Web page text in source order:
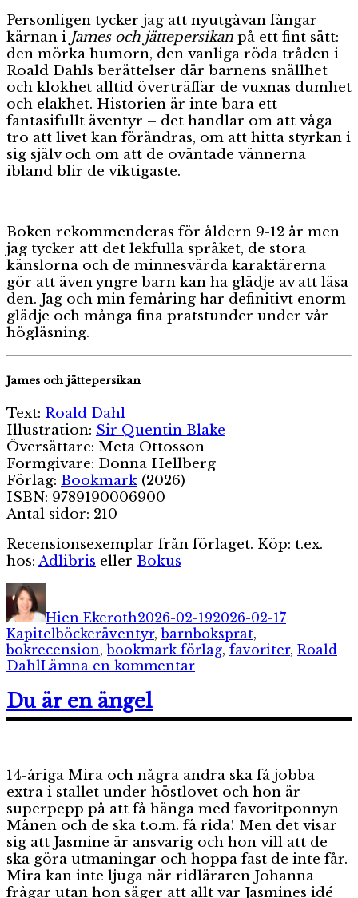
Personligen tycker jag att nyutgåvan fångar
kärnan i James och jättepersikan på ett fint sätt:
den mörka humorn, den vanliga röda tråden i
Roald Dahls berättelser där barnens snällhet
och klokhet alltid överträffar de vuxnas dumhet
och elakhet. Historien är inte bara ett
fantasifullt äventyr – det handlar om att våga
tro att livet kan förändras, om att hitta styrkan i
sig själv och om att de oväntade vännerna
ibland blir de viktigaste.
Boken rekommenderas för åldern 9-12 år men
jag tycker att det lekfulla språket, de stora
känslorna och de minnesvärda karaktärerna
gör att även yngre barn kan ha glädje av att läsa
den. Jag och min femåring har definitivt enorm
glädje och många fina pratstunder under vår
högläsning.
James och jättepersikan
Text: Roald Dahl
Illustration: Sir Quentin Blake
Översättare: Meta Ottosson
Formgivare: Donna Hellberg
Förlag: Bookmark (2026)
ISBN: 9789190006900
Antal sidor: 210
Recensionsexemplar från förlaget. Köp: t.ex.
hos: Adlibris eller Bokus
Hien Ekeroth2026-02-192026-02-17
KapitelböckerEtiketter
äventyr,barnboksprat,
bokrecension,bookmark förlag, favoriter, Roald
DahlLämna en kommentartill
Du är en ängel
14-åriga Mira och några andra ska få jobba
extra i stallet under höstlovet och hon är
superpepp på att få hänga med favoritponnyn
Månen och de ska t.o.m. få rida! Men det visar
sig att Jasmine är ansvarig och hon vill att de
ska göra utmaningar och hoppa fast de inte får.
Mira kan inte ljuga när ridläraren Johanna
frågar utan hon säger att allt var Jasmines idé